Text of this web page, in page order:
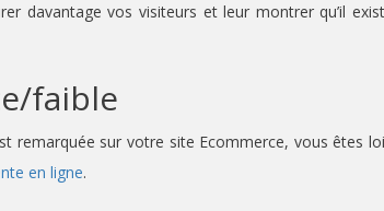
davantage vos visiteurs et leur montrer qu’il
faible
remarquée sur votre site Ecommerce, vous êtes
en ligne.